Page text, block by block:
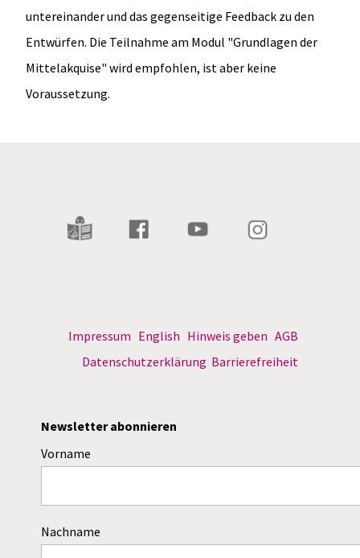
untereinander und das gegenseitige Feedback zu den
Entwürfen. Die Teilnahme am Modul "Grundlagen der
Mittelakquise" wird empfohlen, ist aber keine
Voraussetzung.
Impressum English Hinweis geben AGB
Datenschutzerklärung Barrierefreiheit
Newsletter abonnieren
Vorname
Nachname